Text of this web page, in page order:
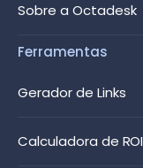
Sobre a Octadesk
Ferramentas
Gerador de Links
Calculadora de ROI